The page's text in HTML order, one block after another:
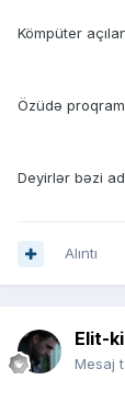
Kömpüter
Özüdə
Deyirlər bəzi
Alıntı
Elit-
Mesaj